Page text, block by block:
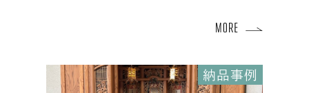
納品事例